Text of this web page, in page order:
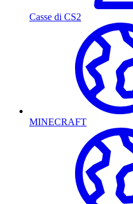
Casse di CS2
MINECRAFT